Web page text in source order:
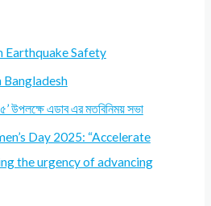
Earthquake Safety
Bangladesh
উপলক্ষে এডাব এর মতবিনিময় সভা
Day 2025: “Accelerate
the urgency of advancing